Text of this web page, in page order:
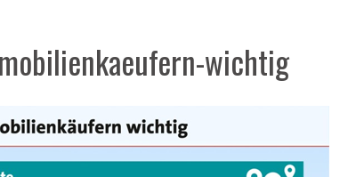
wichtig